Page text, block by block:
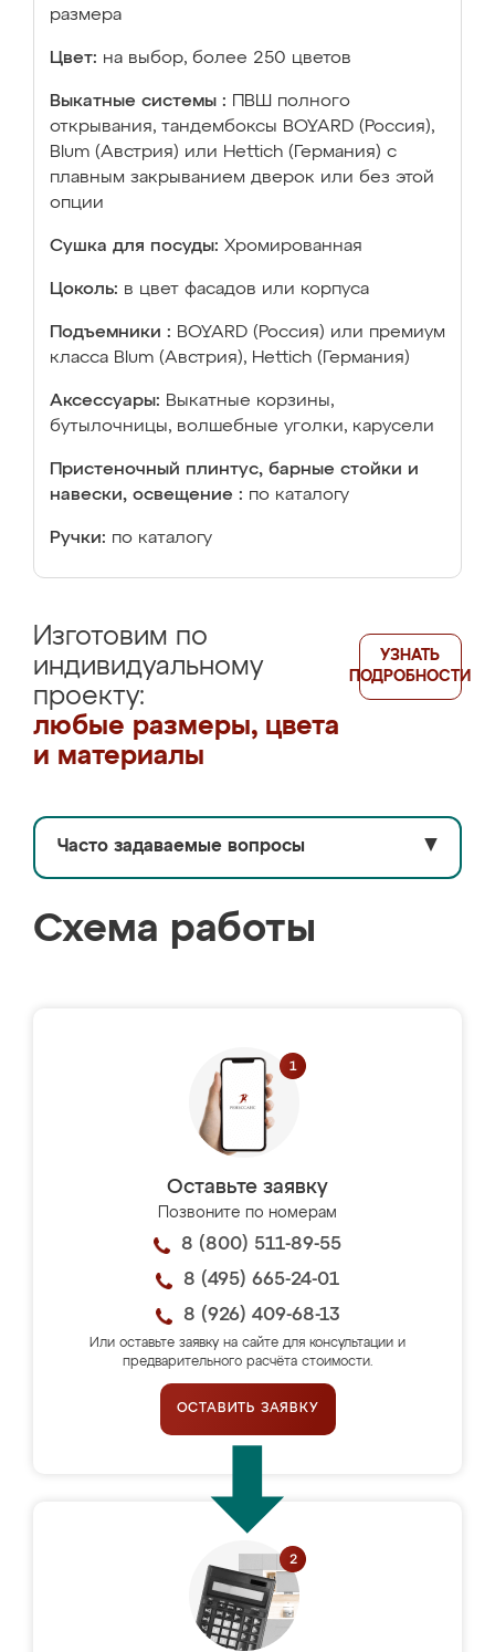
размера
Цвет: на выбор, более 250 цветов
Выкатные системы :
ПВШ полного
открывания, тандембоксы BOYARD (Россия),
Blum (Австрия) или Hettich (Германия) с
плавным закрыванием дверок или без этой
опции
Сушка для посуды: Хромированная
Цоколь: в цвет фасадов или корпуса
Подъемники : BOYARD (Россия) или премиум
класса Blum (Австрия), Hettich (Германия)
Аксессуары: Выкатные корзины,
бутылочницы, волшебные уголки, карусели
Пристеночный плинтус, барные стойки и
навески, освещение : по каталогу
Ручки: по каталогу
Изготовим по
индивидуальному
проекту:
любые размеры, цвета
и материалы
УЗНАТЬ
ПОДРОБНОСТИ
Часто задаваемые вопросы ▼
Схема работы
Оставьте заявку
Позвоните по номерам
8 (800) 511-89-55
8 (495) 665-24-01
8 (926) 409-68-13
Или оставьте заявку на сайте для консультации и
предварительного расчёта стоимости.
ОСТАВИТЬ ЗАЯВКУ